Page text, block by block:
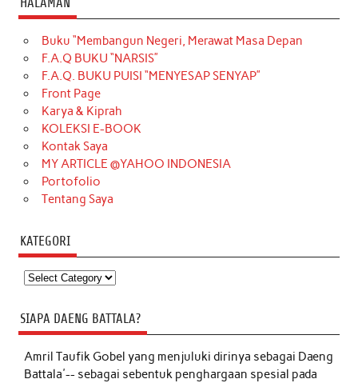
Buku “Membangun Negeri, Merawat Masa Depan
F.A.Q BUKU “NARSIS”
F.A.Q. BUKU PUISI “MENYESAP SENYAP”
Front Page
Karya & Kiprah
KOLEKSI E-BOOK
Kontak Saya
MY ARTICLE @YAHOO INDONESIA
Portofolio
Tentang Saya
KATEGORI
Kategori
SIAPA DAENG BATTALA?
Amril Taufik Gobelyang menjuluki dirinya sebagai Daeng
Battala'-- sebagai sebentuk penghargaan spesial pada